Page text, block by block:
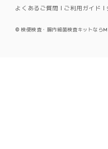
よくあるご質問 ご利用ガイド
©検便検査・腸内細菌検査キットな